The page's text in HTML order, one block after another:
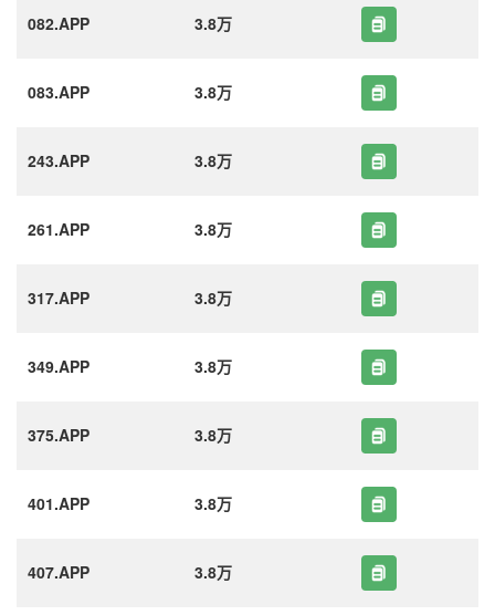
082.APP 3.8万
083.APP 3.8万
243.APP 3.8万
261.APP 3.8万
317.APP 3.8万
349.APP 3.8万
375.APP 3.8万
401.APP 3.8万
407.APP 3.8万